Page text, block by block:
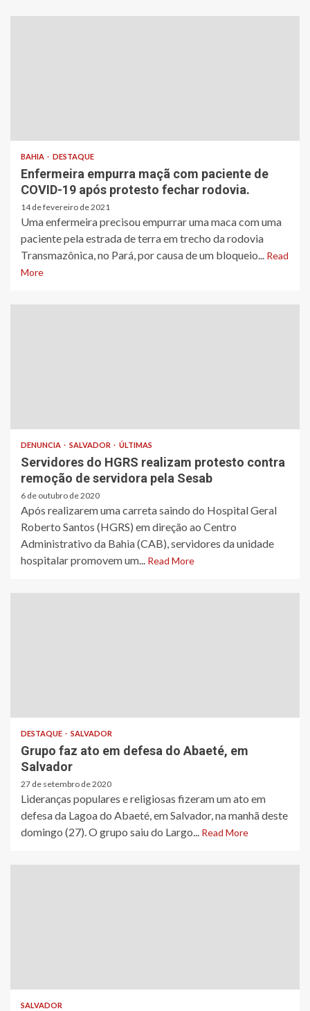
BAHIA DESTAQUE
Enfermeira empurra maçã com paciente de
COVID-19 após protesto fechar rodovia.
14 de fevereiro de 2021
Uma enfermeira precisou empurrar uma maca com uma
paciente pela estrada de terra em trecho da rodovia
Transmazônica, no Pará, por causa de um bloqueio... Read
More
DENUNCIA SALVADOR ÚLTIMAS
Servidores do HGRS realizam protesto contra
remoção de servidora pela Sesab
6 de outubro de 2020
Após realizarem uma carreta saindo do Hospital Geral
Roberto Santos (HGRS) em direção ao Centro
Administrativo da Bahia (CAB), servidores da unidade
hospitalar promovem um... Read More
DESTAQUE SALVADOR
Grupo faz ato em defesa do Abaeté, em
Salvador
27 de setembro de 2020
Lideranças populares e religiosas fizeram um ato em
defesa da Lagoa do Abaeté, em Salvador, na manhã deste
domingo (27). O grupo saiu do Largo... Read More
SALVADOR